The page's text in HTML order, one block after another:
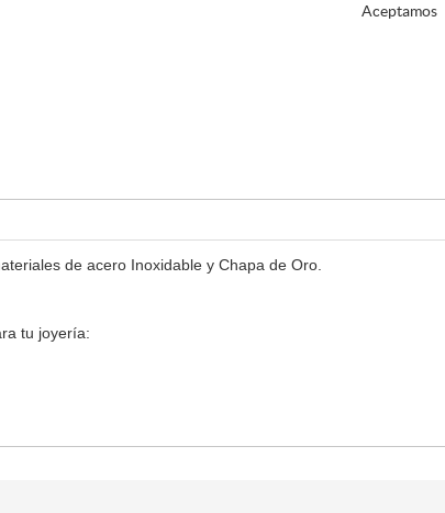
Aceptamos
de acero Inoxidable y Chapa de Oro.
tu joyería: